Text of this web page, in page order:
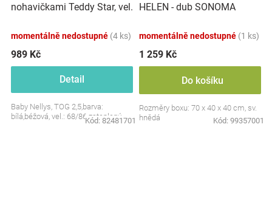
nohavičkami Teddy Star, vel.
momentálně nedostupné (4 ks)
989 Kč
Detail
Baby Nellys, TOG 2,5,barva:
bílá,béžová, vel.: 68/86 zateplený
Kód: 82481701
HELEN - dub SONOMA
momentálně nedostupné (1 ks)
1 259 Kč
Do košíku
Rozměry boxu: 70 x 40 x 40 cm, sv.
hnědá
Kód: 99357001